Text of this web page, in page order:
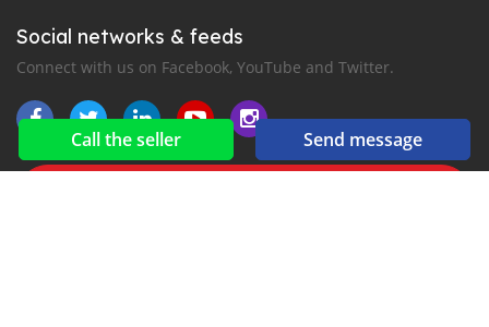
Call the seller Send message
Social networks & feeds
Connect with us on Facebook, YouTube and Twitter.